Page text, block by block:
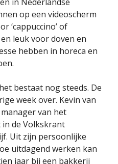
op een videoscherm
‘cappuccino’ of
en leuk voor doven en
hebben in horeca en
bestaat nog steeds. De
week over. Kevin van
van het
de Volkskrant
Uit zijn persoonlijke
uitdagend werken kan
jaar bij een bakkerij